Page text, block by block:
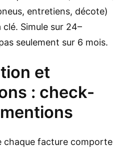
entretiens, décote)
clé. Simule sur 24–
seulement sur 6 mois.
et
: check-
chaque facture comporte